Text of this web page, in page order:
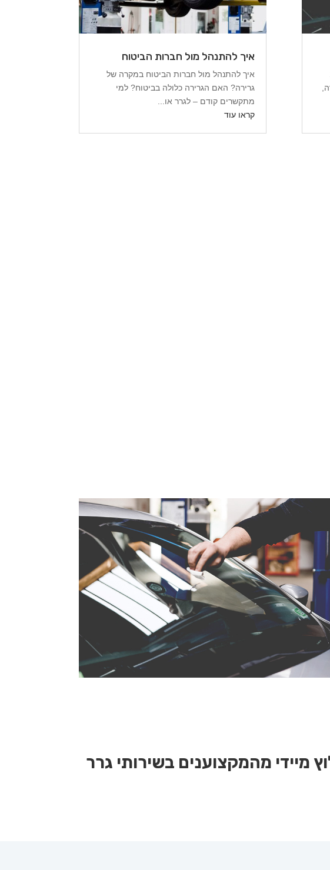
איך להתנהל מול חברות הביטוח
איך להתנהל מול חברות הביטוח במקרה של
גרירה? האם הגרירה כלולה בביטוח? למי
מתקשרים קודם – לגרר או...
קראו עוד
מיידי מהמקצוענים בשירותי גרר